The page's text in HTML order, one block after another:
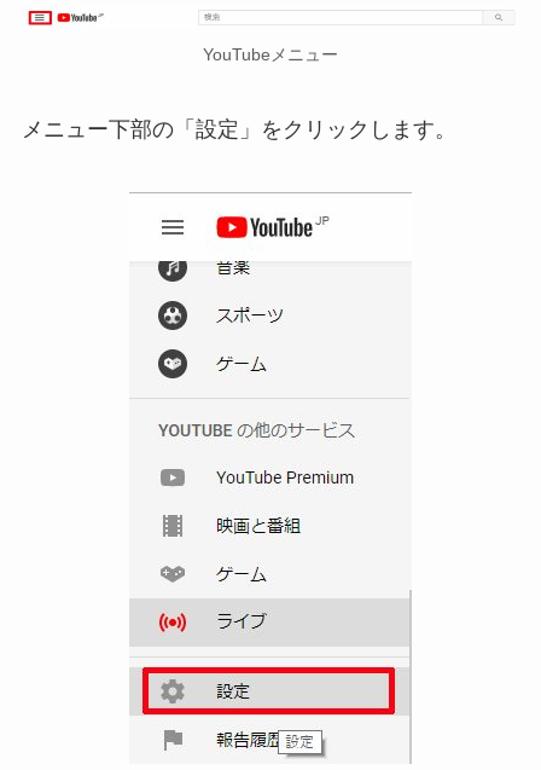
YouTubeメニュー
メニュー下部の「設定」をクリックします。